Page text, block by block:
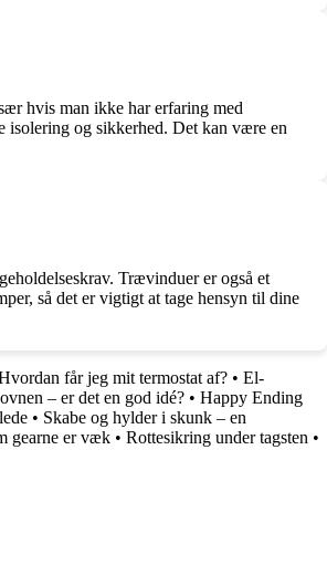
hvis man ikke har erfaring med
isolering og sikkerhed. Det kan være en
Trævinduer er også et
så det er vigtigt at tage hensyn til dine
får jeg mit termostat af? • El-
– er det en god idé? • Happy Ending
• Skabe og hylder i skunk – en
gearne er væk • Rottesikring under tagsten •